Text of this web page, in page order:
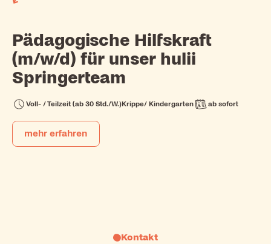
Pädagogische Hilfskraft
(m/w/d) für unser hulii
Springerteam
Voll- / Teilzeit (ab 30 Std./W.)Krippe/ Kindergarten ab sofort
mehr erfahren
Kontakt